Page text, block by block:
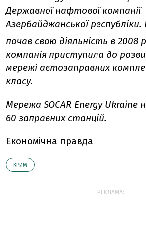
Державної нафтової компанії
Азербайджанської республіки.
почав свою діяльність в 2008
компанія приступила до
мережі автозаправних
класу.
Мережа SOCAR Energy Ukraine
60 заправних станцій.
Економічна правда
КРИМ
РЕКЛАМА: